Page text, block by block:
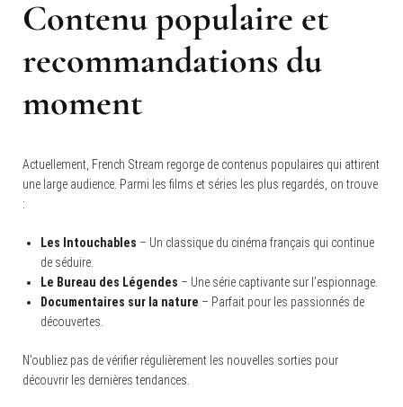
Contenu populaire et
recommandations du
moment
Actuellement, French Stream regorge de contenus populaires qui attirent
une large audience. Parmi les films et séries les plus regardés, on trouve
:
Les Intouchables – Un classique du cinéma français qui continue
de séduire.
Le Bureau des Légendes – Une série captivante sur l’espionnage.
Documentaires sur la nature – Parfait pour les passionnés de
découvertes.
N’oubliez pas de vérifier régulièrement les nouvelles sorties pour
découvrir les dernières tendances.